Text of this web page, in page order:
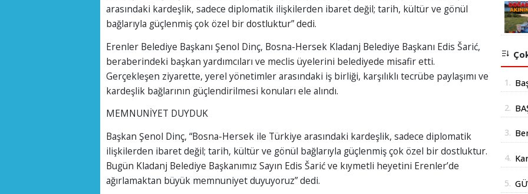
arasındaki kardeşlik, sadece diplomatik ilişkilerden ibaret değil; tarih, kültür ve gönül
bağlarıyla güçlenmiş çok özel bir dostluktur” dedi.
Erenler Belediye Başkanı Şenol Dinç, Bosna-Hersek Kladanj Belediye Başkanı Edis Šarić,
beraberindeki başkan yardımcıları ve meclis üyelerini belediyede misafir etti.
Gerçekleşen ziyarette, yerel yönetimler arasındaki iş birliği, karşılıklı tecrübe paylaşımı ve
kardeşlik bağlarının güçlendirilmesi konuları ele alındı.
MEMNUNİYET DUYDUK
Başkan Şenol Dinç, “Bosna-Hersek ile Türkiye arasındaki kardeşlik, sadece diplomatik
ilişkilerden ibaret değil; tarih, kültür ve gönül bağlarıyla güçlenmiş çok özel bir dostluktur.
Bugün Kladanj Belediye Başkanımız Sayın Edis Šarić ve kıymetli heyetini Erenler’de
ağırlamaktan büyük memnuniyet duyuyoruz” dedi.
1.
2.
3.
4.
5.